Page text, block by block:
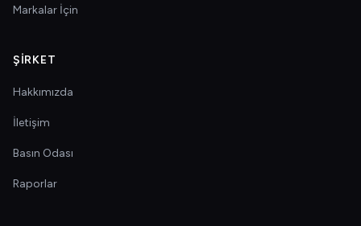
Markalar İçin
ŞIRKET
Hakkımızda
İletişim
Basın Odası
Raporlar